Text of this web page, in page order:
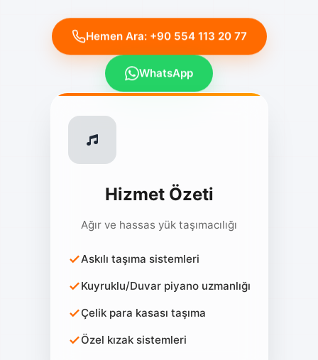
Hizmet Özeti
Ağır ve hassas yük taşımacılığı
Askılı taşıma sistemleri
Kuyruklu/Duvar piyano uzmanlığı
Çelik para kasası taşıma
Özel kızak sistemleri